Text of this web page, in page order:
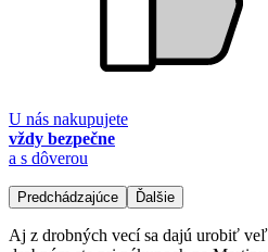
U nás nakupujete
vždy bezpečne
a s dôverou
Predchádzajúce Ďalšie
Aj z drobných vecí sa dajú urobiť